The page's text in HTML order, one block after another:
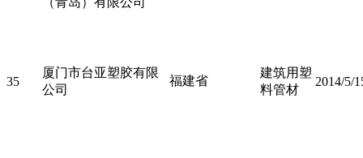
35
厦门市台亚塑胶有限
公司
福建省
建筑用塑
料管材
2014/5/